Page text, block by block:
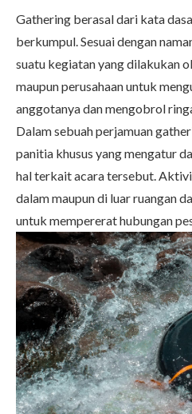
Gathering berasal dari kata
berkumpul. Sesuai dengan
suatu kegiatan yang dilakukan
maupun perusahaan untuk
anggotanya dan mengobrol
Dalam sebuah perjamuan
panitia khusus yang mengatur
hal terkait acara tersebut.
dalam maupun di luar ruangan
untuk mempererat hubungan